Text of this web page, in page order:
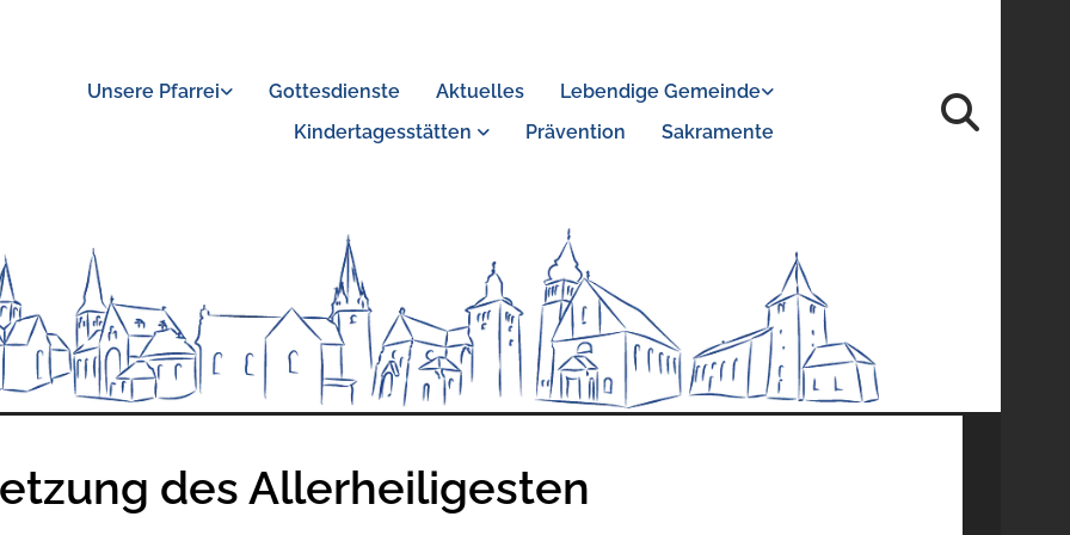
Unsere Pfarrei Gottesdienste Aktuelles
Lebendige Gemeinde
Kindertagesstätten
Prävention Sakramente
des Allerheiligesten